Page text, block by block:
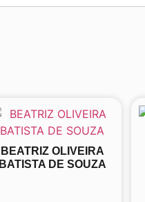
BEATRIZ OLIVEIRA
BATISTA DE SOUZA